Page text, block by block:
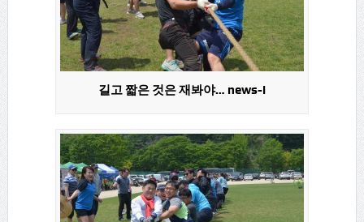
길고 짧은 것은 재봐야… news-i